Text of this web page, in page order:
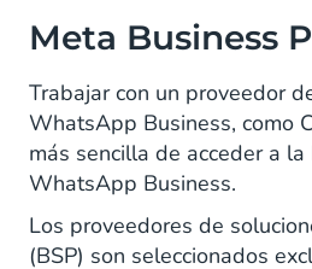
Meta Business
Trabajar con un proveedor
WhatsApp Business, como
más sencilla de acceder a
WhatsApp Business.
Los proveedores de
(BSP) son seleccionados